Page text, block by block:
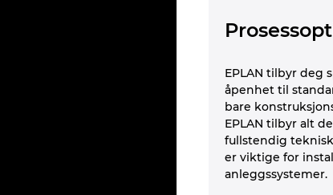
EPLAN tilbyr deg
åpenhet til
bare
EPLAN tilbyr alt
fullstendig
er viktige for
anleggssystemer.